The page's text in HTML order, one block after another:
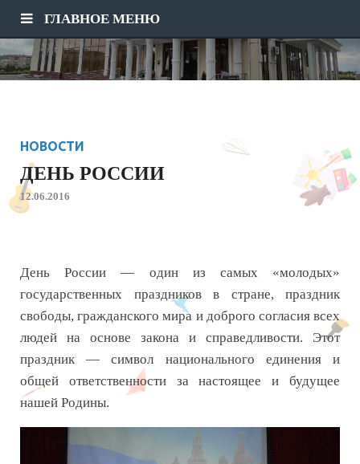
ГЛАВНОЕ МЕНЮ
НОВОСТИ
ДЕНЬ РОССИИ
12.06.2016
День России — один из самых «молодых»
государственных праздников в стране, праздник
свободы, гражданского мира и доброго согласия всех
людей на основе закона и справедливости. Этот
праздник — символ национального единения и
общей ответственности за настоящее и будущее
нашей Родины.